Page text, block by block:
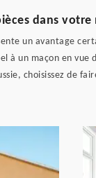
dans
un avantage
à un maçon en
choisissez de